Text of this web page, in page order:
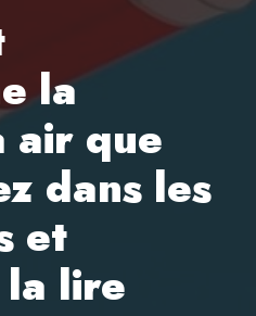
la
air que
dans les
et
la lire